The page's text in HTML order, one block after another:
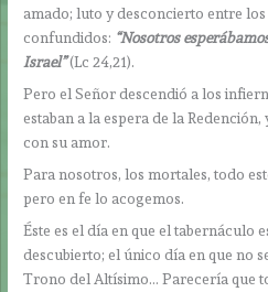
amado; luto y desconcierto entre
confundidos: “Nosotros
Israel”(Lc 24,21).
Pero el Señor descendió a los
estaban a la espera de la
con su amor.
Para nosotros, los mortales, todo
pero en fe lo acogemos.
Éste es el día en que el tabernáculo
descubierto; el único día en que no
Trono del Altísimo… Parecería que